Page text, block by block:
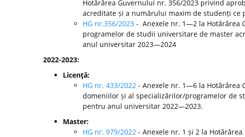
Hotărârea Guvernului nr. 356/2023 privind
acreditate și a numărului maxim de studenți
HG nr.356/2023 - Anexele nr. 1—2 la Hotărârea
programelor de studii universitare de master
anul universitar 2023—2024
2022-2023:
Licenţă:
HG nr. 433/2022 - Anexele nr. 1—6 la Hotărârea
domeniilor și al specializărilor/programelor de
pentru anul universitar 2022—2023.
Master:
HG nr. 979/2022 - Anexele nr. 1 și 2 la